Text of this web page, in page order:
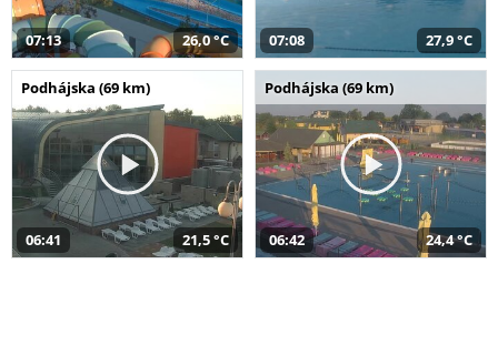
07:13 26,0 °C 07:08 27,9 °C
Podhájska (69 km)
06:41 21,5 °C
Podhájska (69 km)
06:42 24,4 °C